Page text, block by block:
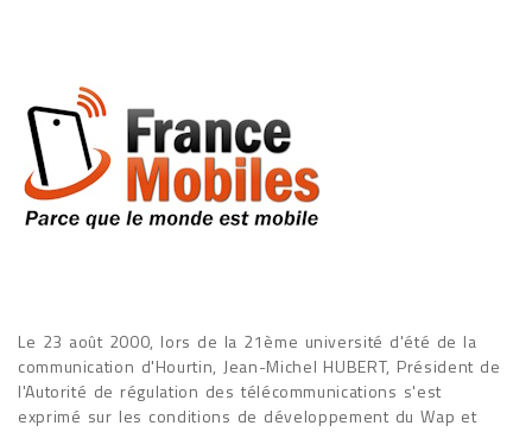
Le 23 août 2000, lors de la 21ème université d'été de la
communication d'Hourtin, Jean-Michel HUBERT, Président de
l'Autorité de régulation des télécommunications s'est
exprimé sur les conditions de développement du Wap et